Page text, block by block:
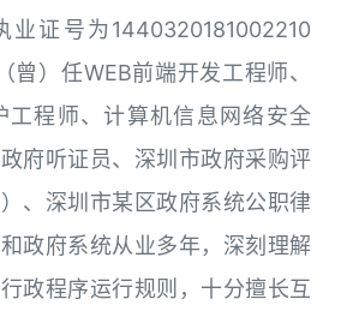
业证号为1440320181002210
曾）任WEB前端开发工程师、
工程师、计算机信息网络安全
府听证员、深圳市政府采购评
、深圳市某区政府系统公职律
政府系统从业多年，深刻理解
政程序运行规则，十分擅长互